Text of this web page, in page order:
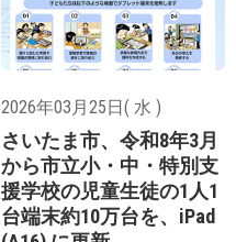
2026年03月25日( 水 )
さいたま市、令和8年3月
から市立小・中・特別支
援学校の児童生徒の1人1
台端末約10万台を、iPad